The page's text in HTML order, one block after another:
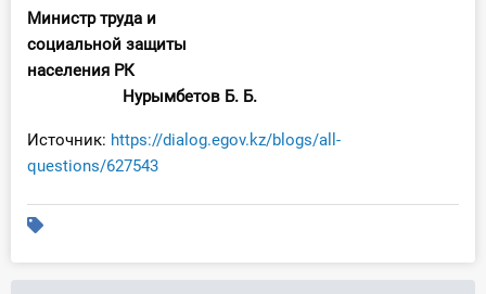
Министр труда и
социальной защиты
населения РК
Нурымбетов Б. Б.
Источник: https://dialog.egov.kz/blogs/all-
questions/627543